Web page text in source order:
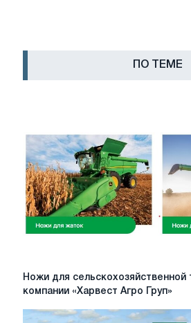
ПО ТЕМЕ
Ножи
техники
Ножи для сельскохозяйственной
компании «Харвест Агро Груп»